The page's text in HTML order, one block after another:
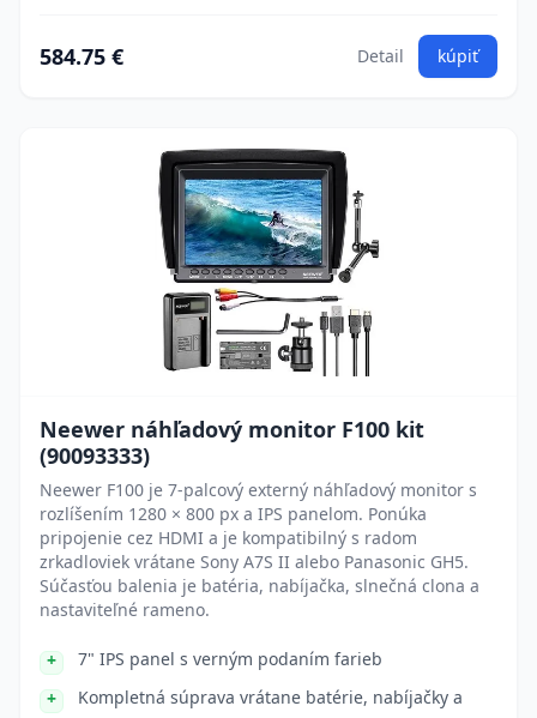
584.75 € Detail kúpiť
Neewer náhľadový monitor F100 kit
(90093333)
Neewer F100 je 7-palcový externý náhľadový monitor s
rozlíšením 1280 × 800 px a IPS panelom. Ponúka
pripojenie cez HDMI a je kompatibilný s radom
zrkadloviek vrátane Sony A7S II alebo Panasonic GH5.
Súčasťou balenia je batéria, nabíjačka, slnečná clona a
nastaviteľné rameno.
7" IPS panel s verným podaním farieb
Kompletná súprava vrátane batérie, nabíjačky a